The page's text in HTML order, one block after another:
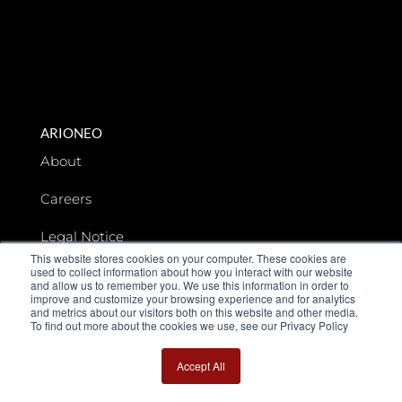
This website stores cookies on your computer. These cookies are
used to collect information about how you interact with our website
and allow us to remember you. We use this information in order to
improve and customize your browsing experience and for analytics
and metrics about our visitors both on this website and other media.
To find out more about the cookies we use, see our Privacy Policy
Accept All
ARIONEO
About
Careers
Legal Notice
Data privacy